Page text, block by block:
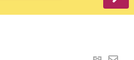
Lien